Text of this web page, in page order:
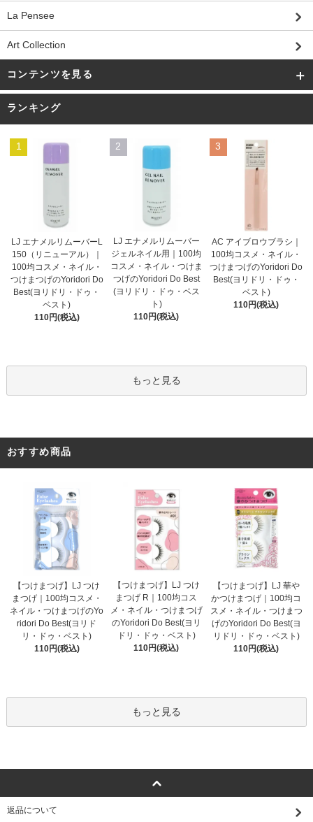
La Pensee
Art Collection
コンテンツを見る
ランキング
1
LJ エナメルリムーバーL
150（リニューアル）｜
100均コスメ・ネイル・
つけまつげのYoridori Do
Best(ヨリドリ・ドゥ・
ベスト)
110円(税込)
2
LJ エナメルリムーバー
ジェルネイル用｜100均
コスメ・ネイル・つけま
つげのYoridori Do Best
(ヨリドリ・ドゥ・ベス
ト)
110円(税込)
3
AC アイブロウブラシ｜
100均コスメ・ネイル・
つけまつげのYoridori Do
Best(ヨリドリ・ドゥ・
ベスト)
110円(税込)
もっと見る
おすすめ商品
【つけまつげ】LJ つけ
まつげ｜100均コスメ・
ネイル・つけまつげのYo
ridori Do Best(ヨリド
リ・ドゥ・ベスト)
110円(税込)
【つけまつげ】LJ つけ
まつげ R｜100均コス
メ・ネイル・つけまつげ
のYoridori Do Best(ヨリ
ドリ・ドゥ・ベスト)
110円(税込)
【つけまつげ】LJ 華や
かつけまつげ｜100均コ
スメ・ネイル・つけまつ
げのYoridori Do Best(ヨ
リドリ・ドゥ・ベスト)
110円(税込)
もっと見る
返品について